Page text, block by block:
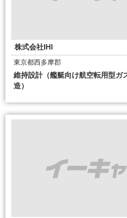
株式会社IHI
東京都西多摩郡
維持設計（艦艇向け航空転用型ガ
造）